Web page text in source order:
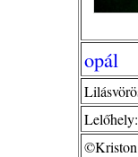
opál
Lelőhely: